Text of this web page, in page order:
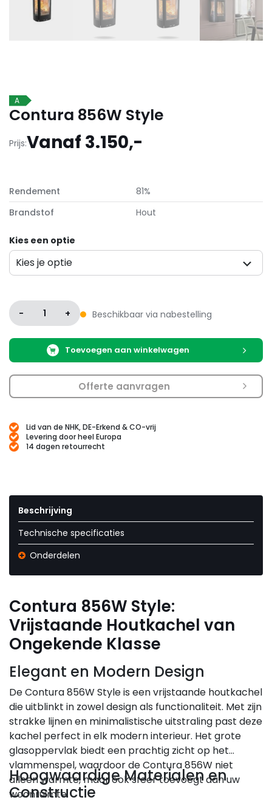
A
Contura 856W Style
Prijs:Vanaf 3.150,-
Rendement
81%
Brandstof
Hout
Kies een optie
Kies je optie
Variatie
- 1 + Beschikbaar via nabestelling
Toevoegen aan winkelwagen
Offerte aanvragen
Lid van de NHK, DE-Erkend & CO-vrij
Levering door heel Europa
14 dagen retourrecht
Beschrijving
Technische specificaties
Onderdelen
Contura 856W Style:
Vrijstaande Houtkachel van
Ongekende Klasse
Elegant en Modern Design
De Contura 856W Style is een vrijstaande houtkachel
die uitblinkt in zowel design als functionaliteit. Met zijn
strakke lijnen en minimalistische uitstraling past deze
kachel perfect in elk modern interieur. Het grote
glasoppervlak biedt een prachtig zicht op het
vlammenspel, waardoor de Contura 856W niet
alleen warmte, maar ook sfeer toevoegt aan uw
woonruimte.
Hoogwaardige Materialen en
Constructie